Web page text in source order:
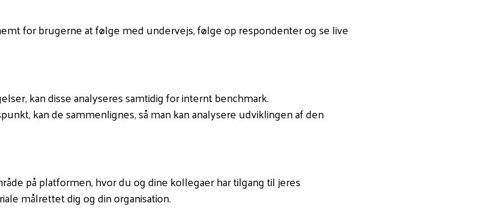
for brugerne at følge med undervejs, følge op respondenter og se live
kan disse analyseres samtidig for internt benchmark.
kan de sammenlignes, så man kan analysere udviklingen af den
på platformen, hvor du og dine kollegaer har tilgang til jeres
målrettet dig og din organisation.